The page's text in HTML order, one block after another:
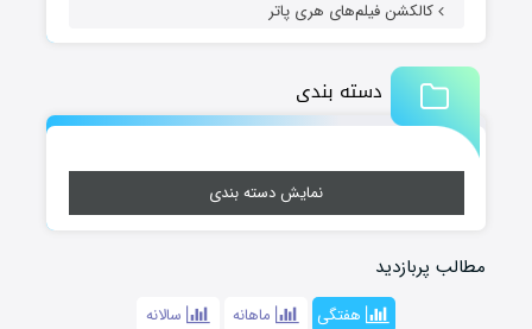
کالکشن فیلم‌های هری پاتر
دسته بندی
نمایش دسته بندی
مطالب پربازدید
هفتگی ماهانه سالانه